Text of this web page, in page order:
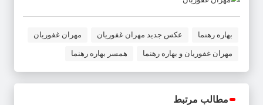
بهاره رهنما عکس جدید مهران غفوریان مهران غفوریان
مهران غفوریان و بهاره رهنما همسر بهاره رهنما
مطالب مرتبط